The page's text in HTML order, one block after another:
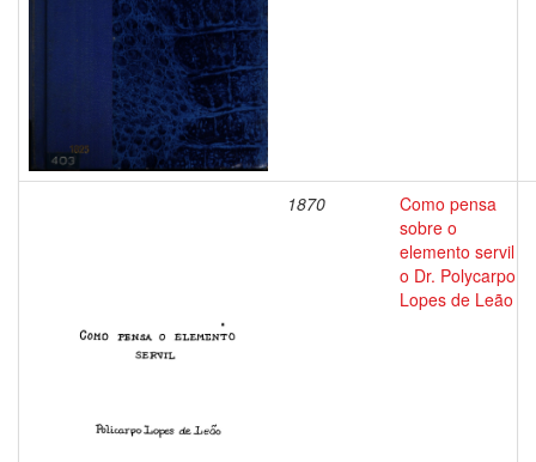
1870
Como pensa
sobre o
elemento servil
o Dr. Polycarpo
Lopes de Leão